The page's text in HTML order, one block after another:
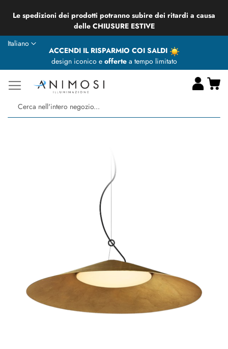
Le spedizioni dei prodotti potranno subire dei ritardi a causa
delle CHIUSURE ESTIVE
ACCENDI IL RISPARMIO COI SALDI
design iconico e offertea tempo limitato
Lingua
Italiano